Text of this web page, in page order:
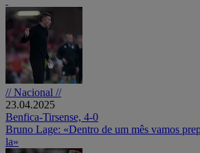
// Nacional //
23.04.2025
Benfica-Tirsense, 4-0
Bruno Lage: «Dentro de um mês vamos
la»